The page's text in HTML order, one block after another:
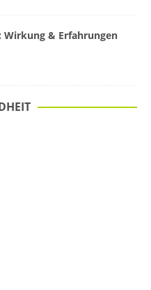
Wirkung & Erfahrungen